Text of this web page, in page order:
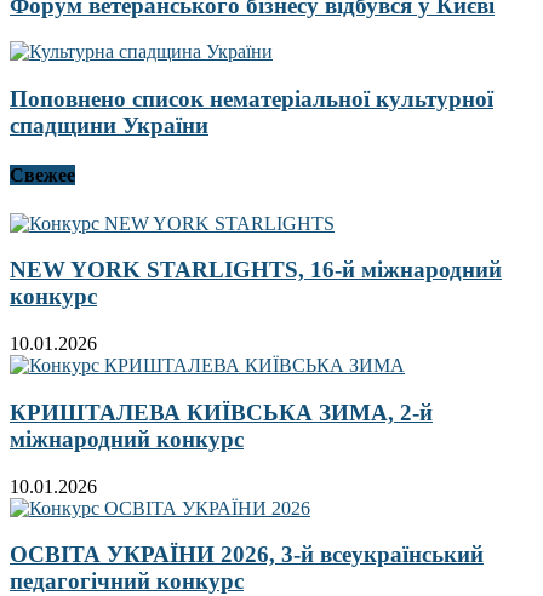
Форум ветеранського бізнесу відбувся у Києві
Поповнено список нематеріальної культурної
спадщини України
Свежее
NEW YORK STARLIGHTS, 16-й міжнародний
конкурс
10.01.2026
КРИШТАЛЕВА КИЇВСЬКА ЗИМА, 2-й
міжнародний конкурс
10.01.2026
ОСВІТА УКРАЇНИ 2026, 3-й всеукраїнський
педагогічний конкурс